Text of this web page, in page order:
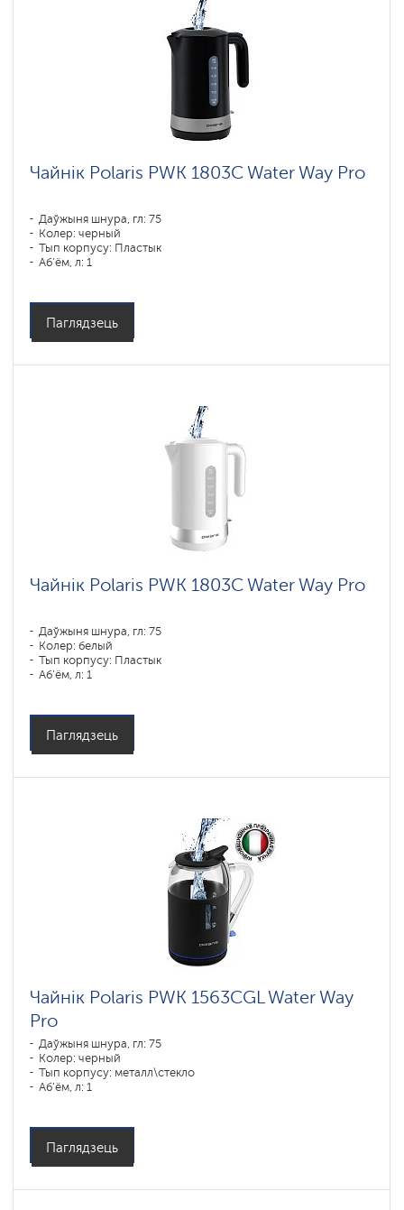
Чайнік Polaris PWK 1803C Water Way Pro
Даўжыня шнура, гл: 75
Колер: черный
Тып корпусу: Пластык
Аб'ём, л: 1
Паглядзець
Чайнік Polaris PWK 1803C Water Way Pro
Даўжыня шнура, гл: 75
Колер: белый
Тып корпусу: Пластык
Аб'ём, л: 1
Паглядзець
Чайнік Polaris PWK 1563CGL Water Way
Pro
Даўжыня шнура, гл: 75
Колер: черный
Тып корпусу: металл\стекло
Аб'ём, л: 1
Паглядзець